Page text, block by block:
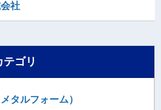
社
テゴリ
タルフォーム）